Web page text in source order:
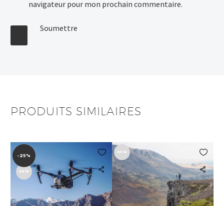
navigateur pour mon prochain commentaire.
Soumettre
PRODUITS SIMILAIRES

-25%
NEW

NEW